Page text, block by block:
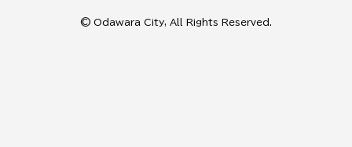
© Odawara City, All Rights Reserved.